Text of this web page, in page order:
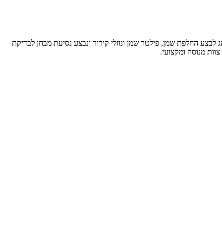
החלפת שמן, פילטר שמן ונוזלי קירור ונבצע נסיעת מבחן לבדיקת
מנוסה ומקצועי.